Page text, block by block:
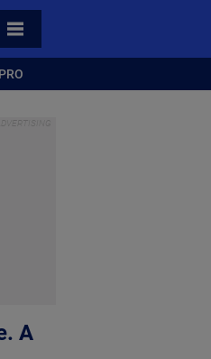
TOATE CATEGORIILE
A